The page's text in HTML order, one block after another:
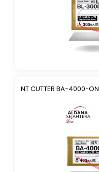
NT CUTTER BA-4000-ON